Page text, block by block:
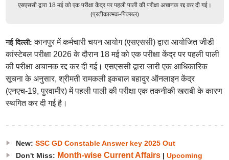
एसएससी द्वारा 18 मई को एक परीक्षा केंद्र पर पहली पाली की परीक्षा अचानक रद्द कर दी गई।
(प्रतीकात्मक-पिक्सल)
नई दिल्ली:कानपुर में कर्मचारी चयन आयोग (एसएससी) द्वारा आयोजित जीडी
कांस्टेबल परीक्षा 2026 के दौरान 18 मई को एक परीक्षा केंद्र पर पहली पाली
की परीक्षा अचानक रद्द कर दी गई। एसएससी द्वारा जारी एक आधिकारिक
सूचना के अनुसार, श्रीमती रामकली इकबाल बहादुर ऑनलाइन केंद्र
(एनएच-19, पुरवामीर) में पहली पाली की परीक्षा एक तकनीकी खराबी के कारण
स्थगित कर दी गई है।
New: SSC GD Constable Answer key 2025 Out
Don't Miss: Month-wise Current Affairs| Upcoming